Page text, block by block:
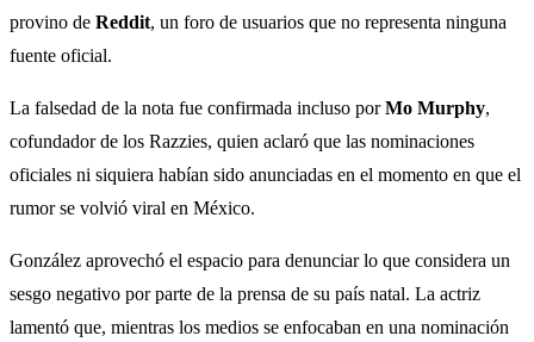
provino de Reddit, un foro de usuarios que no representa ninguna
fuente oficial.
La falsedad de la nota fue confirmada incluso porMo Murphy,
cofundador de los Razzies, quien aclaró que las nominaciones
oficiales ni siquiera habían sido anunciadas en el momento en que el
rumor se volvió viral en México.
González aprovechó el espacio para denunciar lo que considera un
sesgo negativo por parte de la prensa de su país natal. La actriz
lamentó que, mientras los medios se enfocaban en una nominación